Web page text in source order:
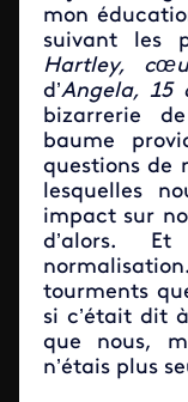
mon
suivant les
Hartley,
d’Angela, 15
bizarrerie
baume
questions de
lesquelles
impact sur
d’alors.
tourments
si c’était dit
que nous,
n’étais plus